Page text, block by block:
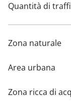
Quantità di
Zona naturale
Area urbana
Zona ricca di